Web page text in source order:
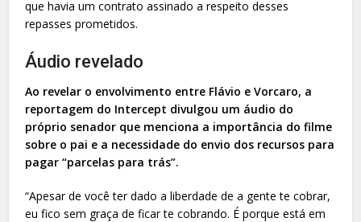
que havia um contrato assinado a respeito desses
repasses prometidos.
Áudio revelado
Ao revelar o envolvimento entre Flávio e Vorcaro, a
reportagem do Intercept divulgou um áudio do
próprio senador que menciona a importância do filme
sobre o pai e a necessidade do envio dos recursos para
pagar “parcelas para trás”.
“Apesar de você ter dado a liberdade de a gente te cobrar,
eu fico sem graça de ficar te cobrando. É porque está em